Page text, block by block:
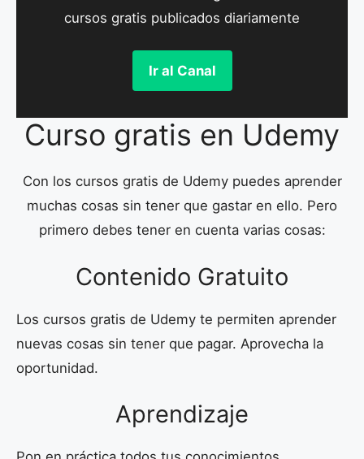
cursos gratis publicados diariamente
Ir al Canal
Curso gratis en Udemy
Con los cursos gratis de Udemy puedes aprender
muchas cosas sin tener que gastar en ello. Pero
primero debes tener en cuenta varias cosas:
Contenido Gratuito
Los cursos gratis de Udemy te permiten aprender
nuevas cosas sin tener que pagar. Aprovecha la
oportunidad.
Aprendizaje